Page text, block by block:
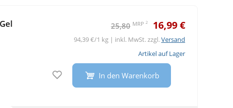
25,80 MRP 2 16,99 €
94,39 €/1 kg | inkl. MwSt. zzgl.Versand
Artikel auf Lager
Auf den Merkzettel
In den Warenkorb